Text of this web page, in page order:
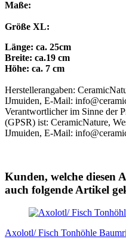
Maße:
Größe XL:
Länge: ca. 25cm
Breite: ca.19 cm
Höhe: ca. 7 cm
Herstellerangaben:
IJmuiden, E-Mail:
Verantwortlicher im Sinne der
(GPSR) ist: CeramicNature,
IJmuiden, E-Mail:
Kunden, welche diesen
auch folgende Artikel
Axolotl/ Fisch Tonhöhle